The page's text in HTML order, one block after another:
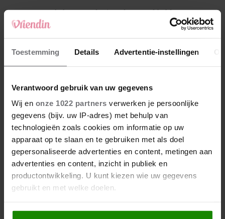
Toestemming Details Advertentie-instellingen
Verantwoord gebruik van uw gegevens
Wij en onze 1022 partners verwerken je persoonlijke
gegevens (bijv. uw IP-adres) met behulp van
technologieën zoals cookies om informatie op uw
apparaat op te slaan en te gebruiken met als doel
gepersonaliseerde advertenties en content, metingen aan
advertenties en content, inzicht in publiek en
productontwikkeling. U kunt kiezen wie uw gegevens
gebruikt en met welke doelen.
Als u het toestaat, willen we ook graag:
4 Makelaar Mandy: ‘Vrijdagavond belde Bart.
Hij sprak eng kalm’
5 Makelaar Mandy: ‘Judith typt… En deze keer
durf ik bijna niet te lezen wat er komt’
Nieuw